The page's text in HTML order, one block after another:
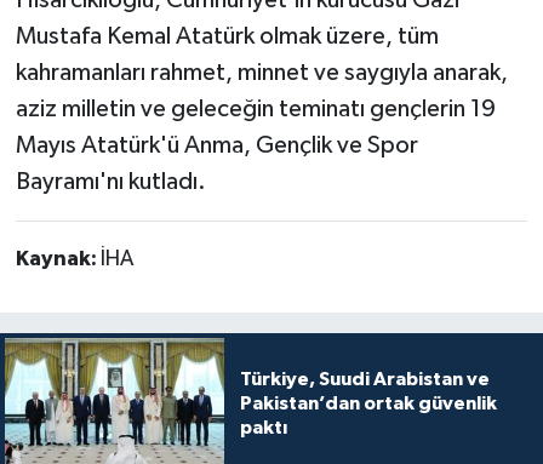
Mustafa Kemal Atatürk olmak üzere, tüm
kahramanları rahmet, minnet ve saygıyla anarak,
aziz milletin ve geleceğin teminatı gençlerin 19
Mayıs Atatürk'ü Anma, Gençlik ve Spor
Bayramı'nı kutladı.
Kaynak: İHA
Türkiye, Suudi Arabistan ve
Pakistan’dan ortak güvenlik
paktı